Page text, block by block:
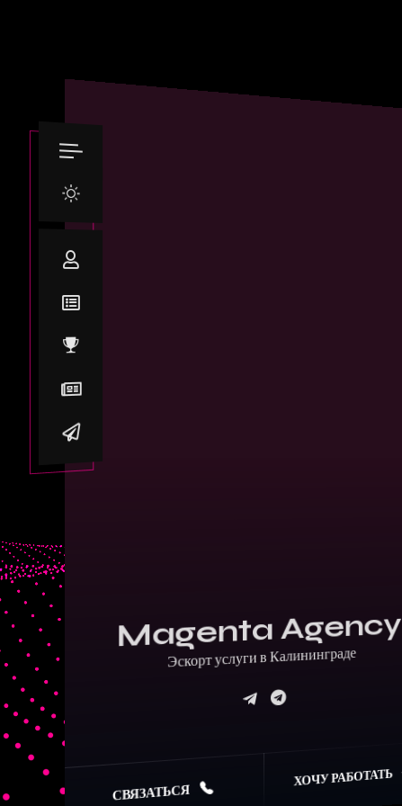
Magenta Agency
Эскорт услуги в Калининграде
СВЯЗАТЬСЯ
ХОЧУ РАБОТАТЬ